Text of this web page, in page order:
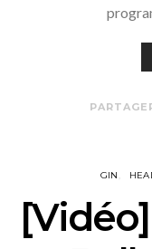
GIN